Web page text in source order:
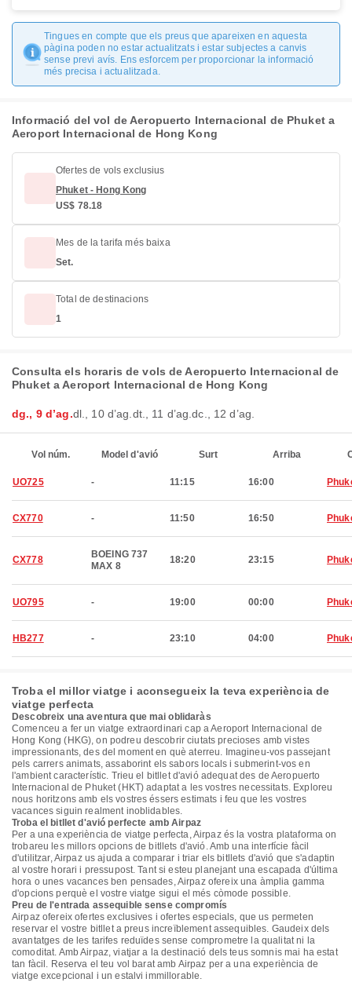
Tingues en compte que els preus que apareixen en aquesta
pàgina poden no estar actualitzats i estar subjectes a canvis
sense previ avís. Ens esforcem per proporcionar la informació
més precisa i actualitzada.
Informació del vol de Aeropuerto Internacional de Phuket a
Aeroport Internacional de Hong Kong
Ofertes de vols exclusius
Phuket - Hong Kong
US$ 78.18
Mes de la tarifa més baixa
Set.
Total de destinacions
1
Consulta els horaris de vols de Aeropuerto Internacional de
Phuket a Aeroport Internacional de Hong Kong
dg., 9 d’ag.dl., 10 d’ag. dt., 11 d’ag.dc., 12 d’ag.
Vol núm. Model d'avió Surt Arriba
UO725 - 11:15 16:00
CX770 - 11:50 16:50
CX778
BOEING 737
MAX 8
18:20 23:15
UO795 - 19:00 00:00
HB277 - 23:10 04:00
Troba el millor viatge i aconsegueix la teva experiència de
viatge perfecta
Descobreix una aventura que mai oblidaràs
Comenceu a fer un viatge extraordinari cap a Aeroport Internacional de
Hong Kong (HKG), on podreu descobrir ciutats precioses amb vistes
impressionants, des del moment en què aterreu. Imagineu-vos passejant
pels carrers animats, assaborint els sabors locals i submerint-vos en
l'ambient característic. Trieu el bitllet d'avió adequat des de Aeropuerto
Internacional de Phuket (HKT) adaptat a les vostres necessitats. Exploreu
nous horitzons amb els vostres éssers estimats i feu que les vostres
vacances siguin realment inoblidables.
Troba el bitllet d'avió perfecte amb Airpaz
Per a una experiència de viatge perfecta, Airpaz és la vostra plataforma on
trobareu les millors opcions de bitllets d'avió. Amb una interfície fàcil
d'utilitzar, Airpaz us ajuda a comparar i triar els bitllets d'avió que s'adaptin
al vostre horari i pressupost. Tant si esteu planejant una escapada d'última
hora o unes vacances ben pensades, Airpaz ofereix una àmplia gamma
d'opcions perquè el vostre viatge sigui el més còmode possible.
Preu de l'entrada assequible sense compromís
Airpaz ofereix ofertes exclusives i ofertes especials, que us permeten
reservar el vostre bitllet a preus increïblement assequibles. Gaudeix dels
avantatges de les tarifes reduïdes sense comprometre la qualitat ni la
comoditat. Amb Airpaz, viatjar a la destinació dels teus somnis mai ha estat
tan fàcil. Reserva el teu vol barat amb Airpaz per a una experiència de
viatge excepcional i un estalvi immillorable.